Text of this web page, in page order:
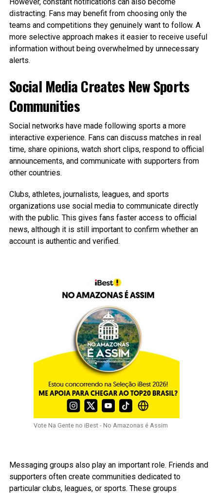
However, constant notifications can also become
distracting. Fans may benefit from choosing only the
teams and competitions they genuinely want to follow. A
more selective approach makes it easier to receive useful
information without being overwhelmed by unnecessary
alerts.
Social Media Creates New Sports
Communities
Social networks have made following sports a more
interactive experience. Fans can discuss matches in real
time, share opinions, watch short clips, respond to official
announcements, and communicate with supporters from
other countries.
Clubs, athletes, journalists, leagues, and sports
organizations use social media to communicate directly
with the public. This gives fans faster access to official
news, although it is still important to confirm whether an
account is authentic and verified.
Vote Na Gente no iBest - No Amazonas é Assim
Messaging groups also play an important role. Friends and
supporters often create communities dedicated to
particular clubs, leagues, or sports. These groups